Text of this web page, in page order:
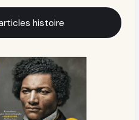
histoire